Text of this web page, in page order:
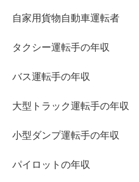
自家用貨物自動車運転者
タクシー運転手の年収
バス運転手の年収
大型トラック運転手の年収
小型ダンプ運転手の年収
パイロットの年収